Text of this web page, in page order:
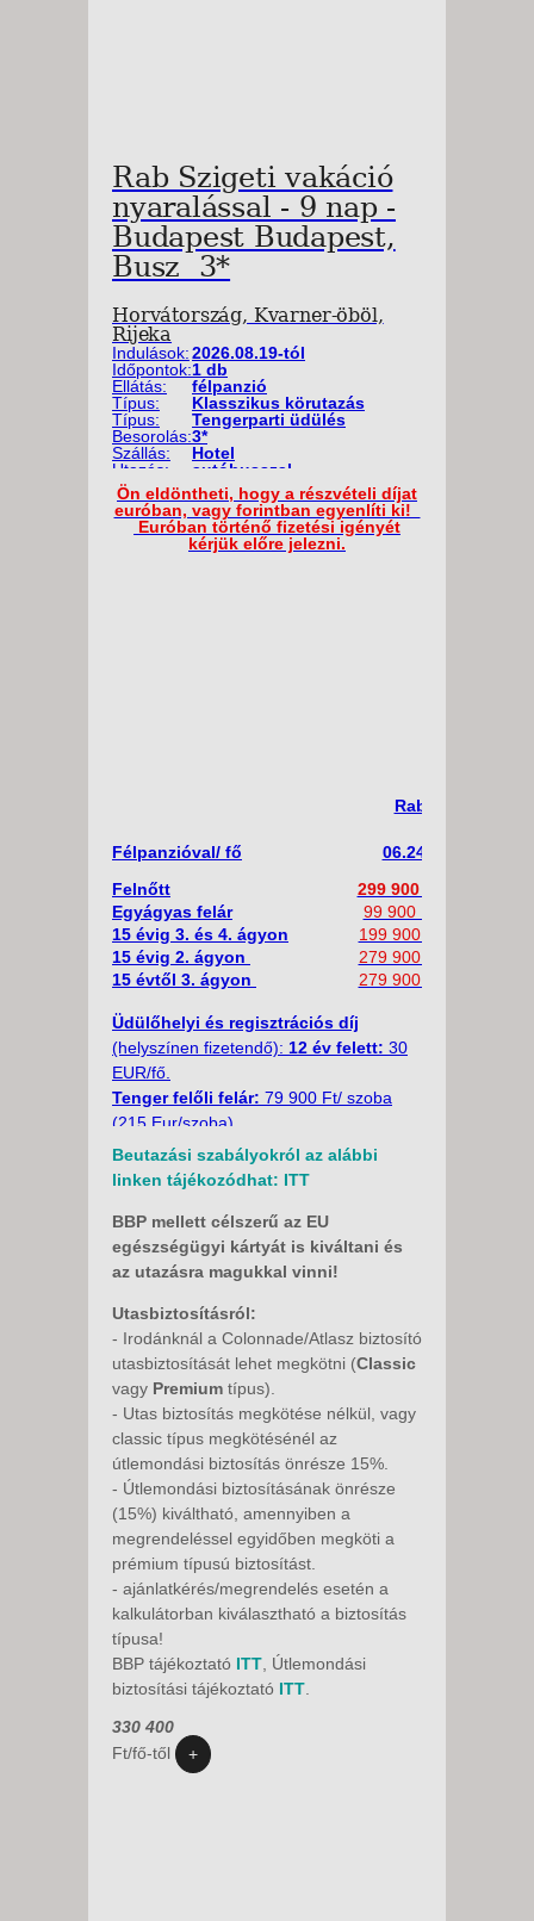
Rab Szigeti vakáció
nyaralással - 9 nap -
Budapest Budapest,
Busz 3*
Horvátország, Kvarner-öböl,
Rijeka
Indulások:2026.08.19-tól
Időpontok:1 db
Ellátás:
félpanzió
Típus:
Klasszikus körutazás
Típus:
Tengerparti üdülés
Besorolás:3*
Szállás:
Hotel
Utazás:
autóbusszal
Ön eldöntheti, hogy a részvételi díjat
euróban, vagy forintban egyenlíti ki!
Euróban történő fizetési igényét
kérjük előre jelezni.
Rab Szigeti
Félpanzióval/ fő
06.24 - 07.02.
Felnőtt
299 900 Ft (800 Eur)
Egyágyas felár
99 900 Ft (270 Eur)
15 évig 3. és 4. ágyon
199 900 Ft (535 Eur)
15 évig 2. ágyon
279 900 Ft (750 Eur)
15 évtől 3. ágyon
279 900 Ft (750 Eur)
Üdülőhelyi és regisztrációs díj
(helyszínen fizetendő): 12 év felett: 30
EUR/fő.
Tenger felőli felár: 79 900 Ft/ szoba
(215 Eur/szoba).
Fakultatív program (min. 25 fő
esetén):
-Hajókirándulás Losinj szigetre:
EUR/felnőtt, gyermek 12 évig 35 EUR/fő.
-Kis hajó transzfer Suha Puntara
-Kis hajó transzfer Pudaricara
Eur/fő
Belépők a helyszínen:
Senji vár
Minimum létszám: 35 fő.
A részvételi díj tartalmazza:
autóbuszos utazás, kompköltséget, 8
éjszakai szállás félpanzióval, magyar
idegenvezetőt, programokat.
A részvételi díj nem tartalmazza:
baleset-, betegség- és
poggyászbiztosítás, útlemondási
biztosítás, üdülőhelyi és regisztrációs
díjat, fakultatív programokat és a
Beutazási szabályokról az alábbi
linken tájékozódhat: ITT
BBP mellett célszerű az EU
egészségügyi kártyát is kiváltani és
az utazásra magukkal vinni!
Utasbiztosításról:
- Irodánknál a Colonnade/Atlasz biztosító
utasbiztosítását lehet megkötni (Classic
vagy Premium típus).
- Utas biztosítás megkötése nélkül, vagy
classic típus megkötésénél az
útlemondási biztosítás önrésze 15%.
- Útlemondási biztosításának önrésze
(15%) kiváltható, amennyiben a
megrendeléssel egyidőben megköti a
prémium típusú biztosítást.
- ajánlatkérés/megrendelés esetén a
kalkulátorban kiválasztható a biztosítás
típusa!
BBP tájékoztató ITT, Útlemondási
biztosítási tájékoztató ITT.
330 400
Ft/fő-től
+